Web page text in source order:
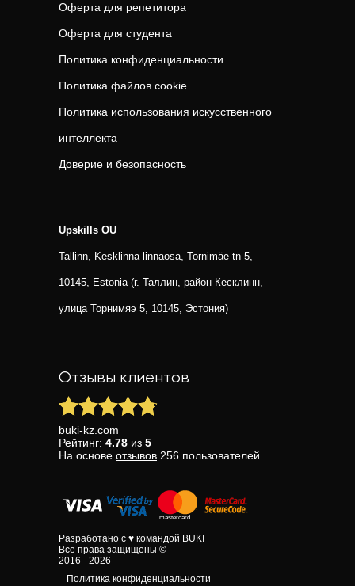
Оферта для репетитора
Оферта для студента
Политика конфиденциальности
Политика файлов cookie
Политика использования искусственного
интеллекта
Доверие и безопасность
Upskills OU
Tallinn, Kesklinna linnaosa, Tornimäe tn 5,
10145, Estonia (г. Таллин, район Кесклинн,
улица Торнимяэ 5, 10145, Эстония)
Отзывы клиентов
buki-kz.com
Рейтинг: 4.78 из 5
На основе отзывов 256 пользователей
Разработано с ♥ командой BUKI
Все права защищены ©
2016 - 2026
Политика конфиденциальности